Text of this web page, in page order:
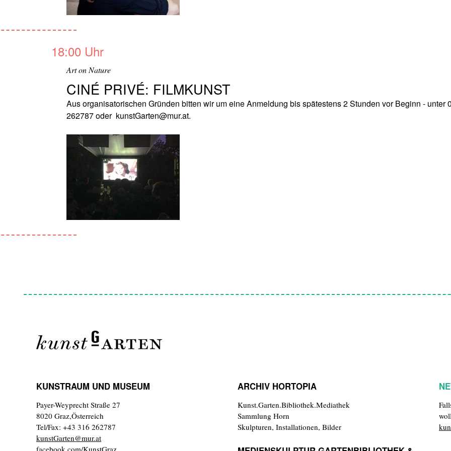
18:00 Uhr
Art on Nature
CINÉ PRIVÉ: FILMKUNST
Aus organisatorischen Gründen bitten wir um eine Anmeldung bis spätestens 2 Stunden vor Beginn - unter
262787 oder kunstGarten@mur.at.
KUNSTRAUM UND MUSEUM
Payer-Weyprecht Straße 27
8020 Graz,Österreich
Tel/Fax: +43 316 262787
kunstGarten@mur.at
ARCHIV HORTOPIA
Kunst.Garten.Bibliothek.Mediathek
Sammlung Horn
Skulpturen, Installationen, Bilder